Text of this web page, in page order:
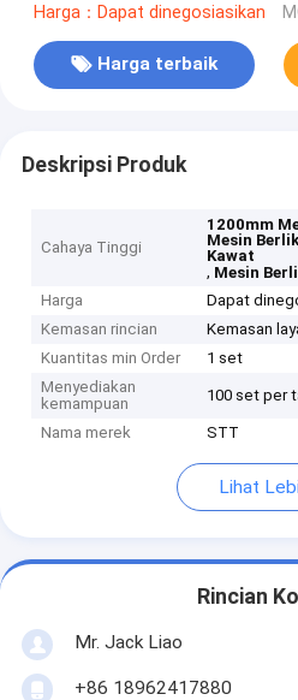
Harga：Dapat dinegosiasikan
Harga terbaik
Deskripsi Produk
Cahaya Tinggi
1200mm
Mesin
Kawat
, Mesin
Harga
Dapat
Kemasan rincian
Kemasan
Kuantitas min Order
1 set
Menyediakan
kemampuan
100 set per
Nama merek STT
Lihat
Rincian
Mr. Jack Liao
+86 18962417880